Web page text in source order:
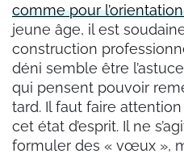
comme pour
jeune âge, il est
construction
déni semble être
qui pensent pouvoir
tard. Il faut faire
cet état d’esprit. Il ne
formuler des « vœux »,